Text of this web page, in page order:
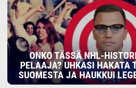
ONKO TÄSSÄ NHL-
PELAAJA? UHKASI HAKATA
SUOMESTA JA HAUKKUI